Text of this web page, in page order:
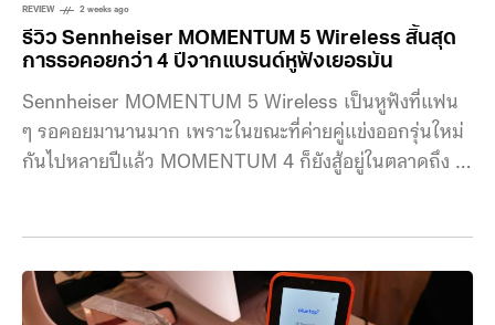
REVIEW 2 weeks ago
รีวิว Sennheiser MOMENTUM 5 Wireless สิ้นสุด
การรอคอยกว่า 4 ปีจากแบรนด์หูฟังเยอรมัน
Sennheiser MOMENTUM 5 Wireless เป็นหูฟังที่แฟน
ๆ รอคอยมานานมาก เพราะในขณะที่ค่ายคู่แข่งออกรุ่นใหม่
กันไปหลายปีแล้ว MOMENTUM 4 ก็ยังสู้อยู่ในตลาดถึง 4
ที่เราเคยรีวิวไป แต่ก็จูนเสียงมาเหมาะสำหรับผู้ใช้ทั่วไป
มากกว่า ใครที่ชอบเบสเยอะ ๆ ไม่ผิดหวังกับรุ่นใหม่นี้